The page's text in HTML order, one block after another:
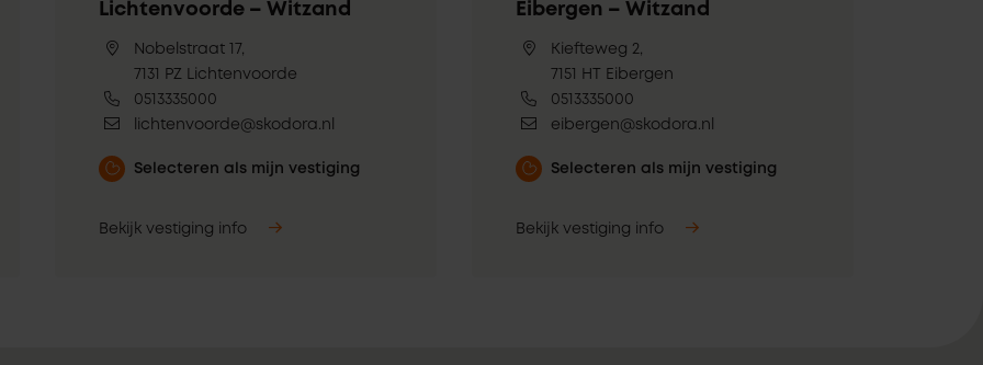
Lichtenvoorde – Witzand
Nobelstraat 17,
7131 PZ Lichtenvoorde
0513335000
lichtenvoorde@skodora.nl
Selecteren als mijn vestiging
Bekijk vestiging info
Eibergen – Witzand
Kiefteweg 2,
7151 HT Eibergen
0513335000
eibergen@skodora.nl
Selecteren als mijn vestiging
Bekijk vestiging info